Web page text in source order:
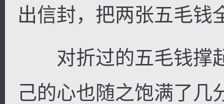
出信封，把两张五毛钱
对折过的五毛钱撑
己的心也随之饱满了几